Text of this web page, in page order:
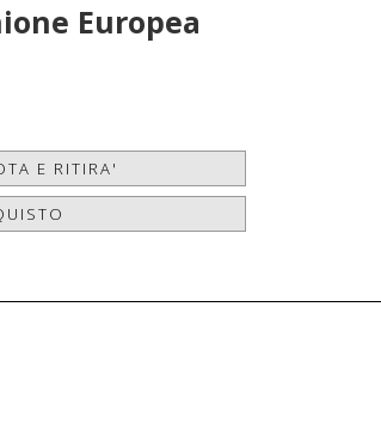
Europea
E RITIRA'